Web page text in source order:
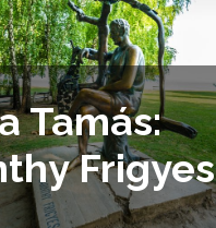
Tamás:
Frigyes